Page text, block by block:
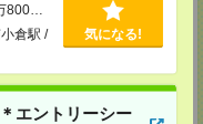
円
倉駅 /
気になる!
エントリーシー